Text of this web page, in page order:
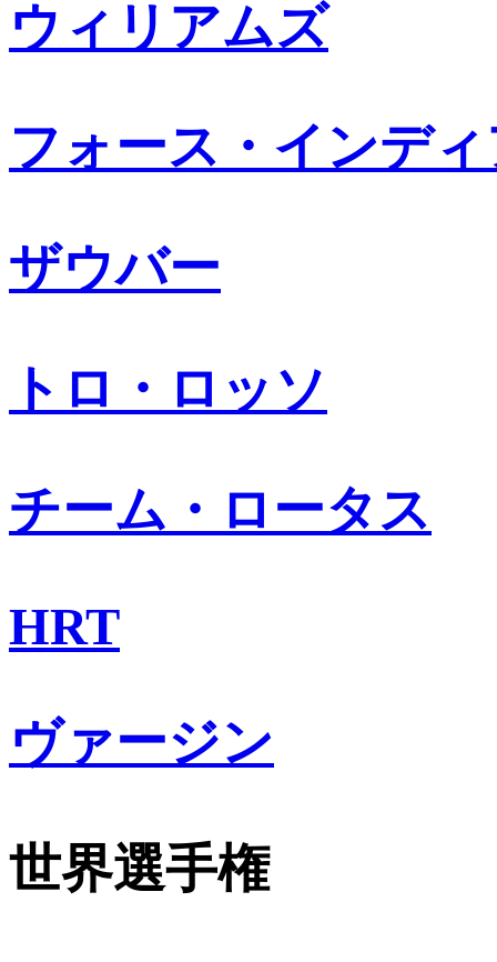
ウィリアムズ
フォース・インデ
ザウバー
トロ・ロッソ
チーム・ロータス
HRT
ヴァージン
世界選手権